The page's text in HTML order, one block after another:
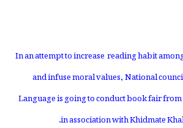
In an attempt to increase reading habit
and infuse moral values, National
Language is going to conduct book fair from
in association with Khidmate